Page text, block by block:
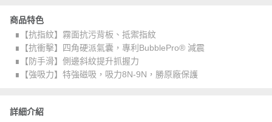
商品特色
∎【抗指紋】霧面抗污背板、抵禦指紋
∎【抗衝擊】四角硬派氣囊，專利BubblePro® 減震
∎【防手滑】側邊斜紋提升抓握力
∎【強吸力】特強磁吸，吸力8N-9N，勝原廠保護
詳細介紹